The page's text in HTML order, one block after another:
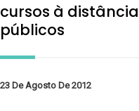
cursos à
públicos
23 De Agosto De 2012